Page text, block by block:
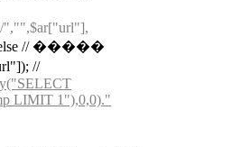
","",$ar["url"],
// �����
//
LIMIT 1"),0,0)."